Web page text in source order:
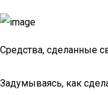
Средства, сделанные
Задумываясь, как